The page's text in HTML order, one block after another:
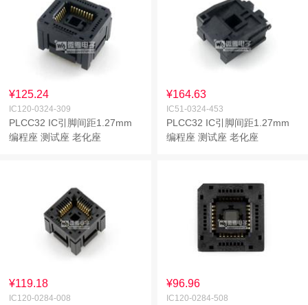
¥125.24
IC120-0324-309
PLCC32 IC引脚间距1.27mm
编程座 测试座 老化座
¥164.63
IC51-0324-453
PLCC32 IC引脚间距1.27mm
编程座 测试座 老化座
¥119.18
IC120-0284-008
¥96.96
IC120-0284-508